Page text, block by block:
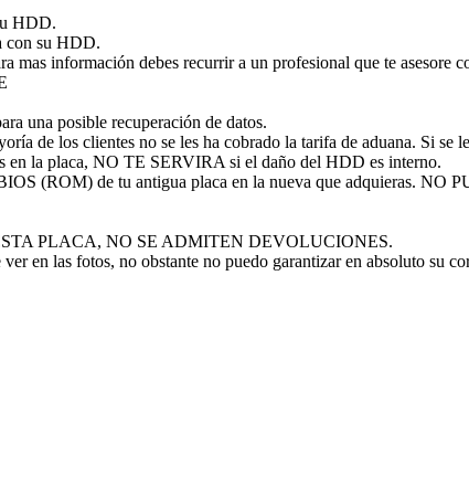
HDD.
con su HDD.
mas información debes recurrir a un profesional que te asesore
una posible recuperación de datos.
de los clientes no se les ha cobrado la tarifa de aduana. Si se
en la placa, NO TE SERVIRA si el daño del HDD es interno.
(ROM) de tu antigua placa en la nueva que adquieras. NO
PLACA, NO SE ADMITEN DEVOLUCIONES.
en las fotos, no obstante no puedo garantizar en absoluto su